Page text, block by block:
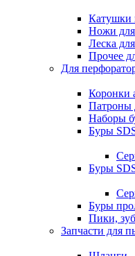
Катушки
Ножи для
Леска
Прочее
Для
Коронки
Патроны
Наборы
Буры
Буры
Буры
Пики,
Запчасти для